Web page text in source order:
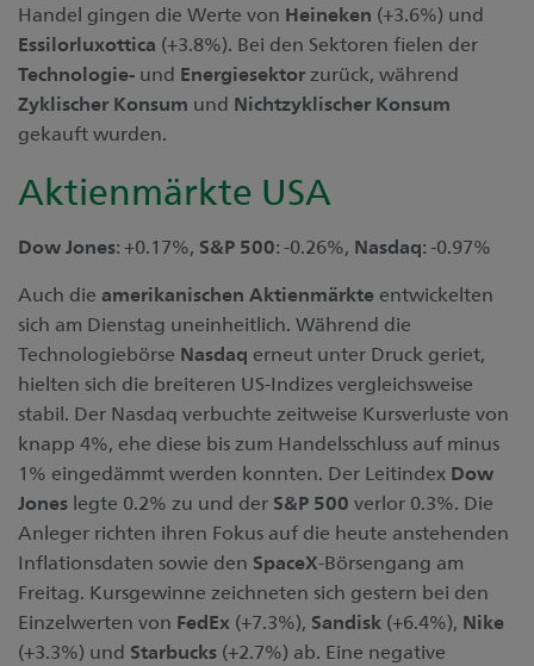
Handel gingen die Werte von Heineken (+3.6%) und
Essilorluxottica (+3.8%). Bei den Sektoren fielen der
Technologie- und Energiesektorzurück, während
Zyklischer Konsum und Nichtzyklischer Konsum
gekauft wurden.
Aktienmärkte USA
Dow Jones: +0.17%, S&P 500: -0.26%, Nasdaq: -0.97%
Auch die amerikanischen Aktienmärkte entwickelten
sich am Dienstag uneinheitlich. Während die
Technologiebörse Nasdaq erneut unter Druck geriet,
hielten sich die breiteren US-Indizes vergleichsweise
stabil. Der Nasdaq verbuchte zeitweise Kursverluste von
knapp 4%, ehe diese bis zum Handelsschluss auf minus
1% eingedämmt werden konnten. Der Leitindex Dow
Jones legte 0.2% zu und der S&P 500 verlor 0.3%. Die
Anleger richten ihren Fokus auf die heute anstehenden
Inflationsdaten sowie den SpaceX-Börsengang am
Freitag. Kursgewinne zeichneten sich gestern bei den
Einzelwerten von FedEx (+7.3%), Sandisk (+6.4%), Nike
(+3.3%) und Starbucks (+2.7%) ab. Eine negative